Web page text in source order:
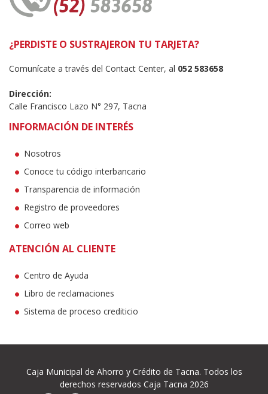
¿PERDISTE O SUSTRAJERON TU TARJETA?
Comunícate a través del Contact Center, al 052 583658
Dirección:
Calle Francisco Lazo N° 297, Tacna
INFORMACIÓN DE INTERÉS
Nosotros
Conoce tu código interbancario
Transparencia de información
Registro de proveedores
Correo web
ATENCIÓN AL CLIENTE
Centro de Ayuda
Libro de reclamaciones
Sistema de proceso crediticio
Caja Municipal de Ahorro y Crédito de Tacna. Todos los
derechos reservados Caja Tacna 2026